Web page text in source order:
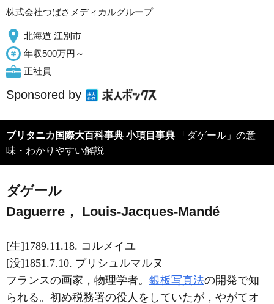
株式会社つばさメディカルグループ
北海道 江別市
年収500万円～
正社員
Sponsored by
ブリタニカ国際大百科事典 小項目事典 「ダゲール」の意
味・わかりやすい解説
ダゲール
Daguerre， Louis-Jacques-Mandé
[生]1789.11.18. コルメイユ
[没]1851.7.10. ブリシュルマルヌ
フランスの画家，物理学者。 銀板写真法の開発で知
られる。初め税務署の役人をしていたが，やがてオ